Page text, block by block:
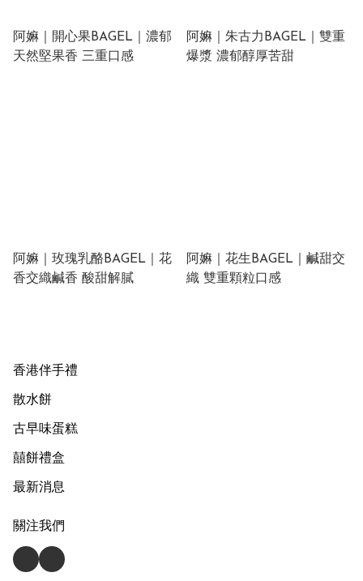
阿嫲｜開心果BAGEL｜濃郁
天然堅果香 三重口感
阿嫲｜朱古力BAGEL｜雙重
爆漿 濃郁醇厚苦甜
阿嫲｜玫瑰乳酪BAGEL｜花
香交織鹹香 酸甜解膩
阿嫲｜花生BAGEL｜鹹甜交
織 雙重顆粒口感
香港伴手禮
散水餅
古早味蛋糕
囍餅禮盒
最新消息
關注我們